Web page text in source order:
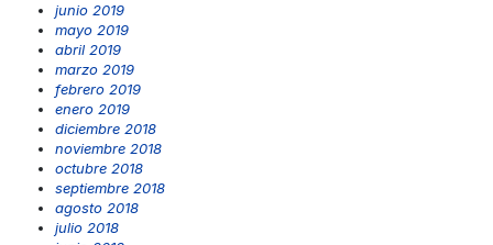
junio 2019
mayo 2019
abril 2019
marzo 2019
febrero 2019
enero 2019
diciembre 2018
noviembre 2018
octubre 2018
septiembre 2018
agosto 2018
julio 2018